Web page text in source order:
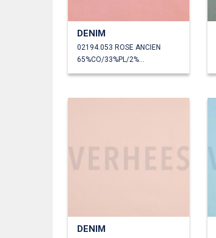
DENIM
02194.053 ROSE ANCIEN
DENIM